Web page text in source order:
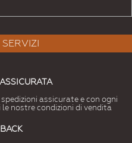
assicurate e con ogni
nostre condizioni di vendita